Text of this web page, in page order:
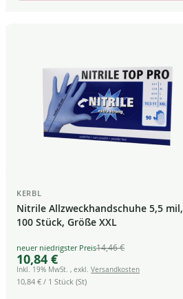
KERBL
Nitrile Allzweckhandschuhe 5,5 mil,
100 Stück, Größe XXL
Special
Price
10,84 €
14,46 €
Inkl. 19% MwSt.,exkl.Versandkosten
10,84 € / 1 Stück (St)